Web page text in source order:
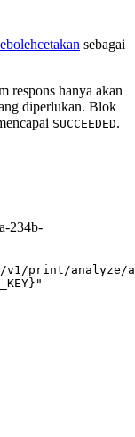
sebagai
respons hanya akan
diperlukan. Blok
SUCCEEDED.
234b-
print/analyze/